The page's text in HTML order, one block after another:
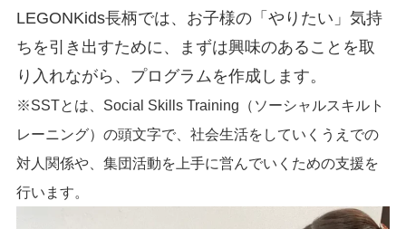
LEGONKids長柄では、お子様の「やりたい」気持
ちを引き出すために、まずは興味のあることを取
り入れながら、プログラムを作成します。
※SSTとは、Social Skills Training（ソーシャルスキルト
レーニング）の頭文字で、社会生活をしていくうえでの
対人関係や、集団活動を上手に営んでいくための支援を
行います。